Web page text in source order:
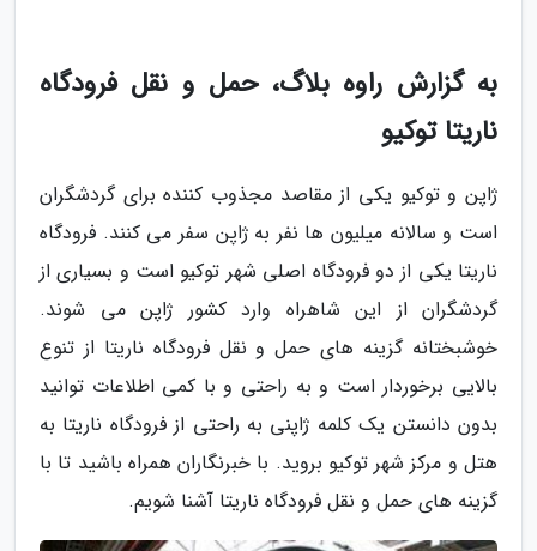
به گزارش راوه بلاگ، حمل و نقل فرودگاه
ناریتا توکیو
ژاپن و توکیو یکی از مقاصد مجذوب کننده برای گردشگران
است و سالانه میلیون ها نفر به ژاپن سفر می کنند. فرودگاه
ناریتا یکی از دو فرودگاه اصلی شهر توکیو است و بسیاری از
گردشگران از این شاهراه وارد کشور ژاپن می شوند.
خوشبختانه گزینه های حمل و نقل فرودگاه ناریتا از تنوع
بالایی برخوردار است و به راحتی و با کمی اطلاعات توانید
بدون دانستن یک کلمه ژاپنی به راحتی از فرودگاه ناریتا به
هتل و مرکز شهر توکیو بروید. با خبرنگاران همراه باشید تا با
گزینه های حمل و نقل فرودگاه ناریتا آشنا شویم.